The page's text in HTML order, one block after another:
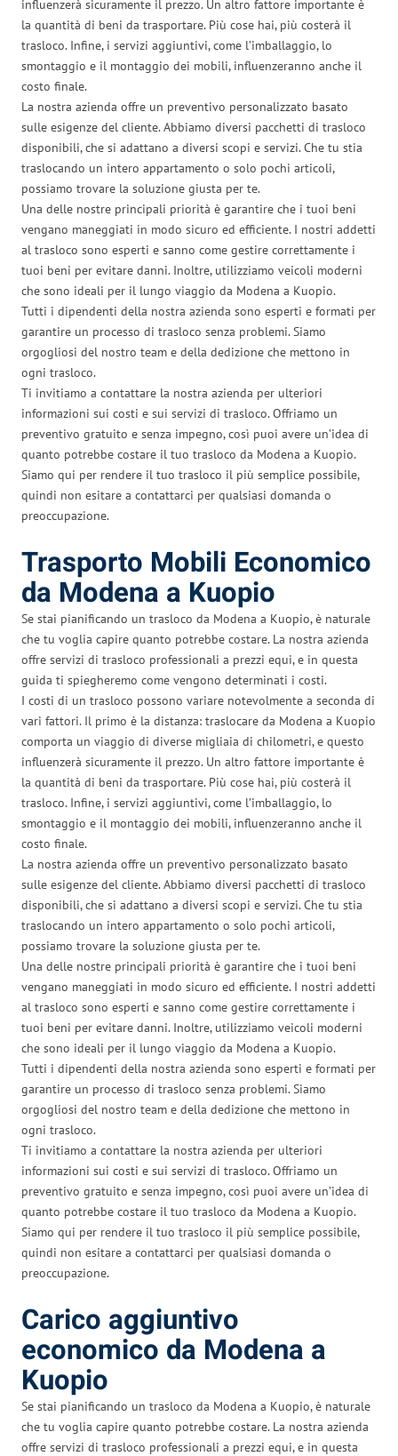
influenzerà sicuramente il prezzo. Un altro fattore importante è
la quantità di beni da trasportare. Più cose hai, più costerà il
trasloco. Infine, i servizi aggiuntivi, come l’imballaggio, lo
smontaggio e il montaggio dei mobili, influenzeranno anche il
costo finale.
La nostra azienda offre un preventivo personalizzato basato
sulle esigenze del cliente. Abbiamo diversi pacchetti di trasloco
disponibili, che si adattano a diversi scopi e servizi. Che tu stia
traslocando un intero appartamento o solo pochi articoli,
possiamo trovare la soluzione giusta per te.
Una delle nostre principali priorità è garantire che i tuoi beni
vengano maneggiati in modo sicuro ed efficiente. I nostri addetti
al trasloco sono esperti e sanno come gestire correttamente i
tuoi beni per evitare danni. Inoltre, utilizziamo veicoli moderni
che sono ideali per il lungo viaggio da Modena a Kuopio.
Tutti i dipendenti della nostra azienda sono esperti e formati per
garantire un processo di trasloco senza problemi. Siamo
orgogliosi del nostro team e della dedizione che mettono in
ogni trasloco.
Ti invitiamo a contattare la nostra azienda per ulteriori
informazioni sui costi e sui servizi di trasloco. Offriamo un
preventivo gratuito e senza impegno, così puoi avere un’idea di
quanto potrebbe costare il tuo trasloco da Modena a Kuopio.
Siamo qui per rendere il tuo trasloco il più semplice possibile,
quindi non esitare a contattarci per qualsiasi domanda o
preoccupazione.
Trasporto Mobili Economico
da Modena a Kuopio
Se stai pianificando un trasloco da Modena a Kuopio, è naturale
che tu voglia capire quanto potrebbe costare. La nostra azienda
offre servizi di trasloco professionali a prezzi equi, e in questa
guida ti spiegheremo come vengono determinati i costi.
I costi di un trasloco possono variare notevolmente a seconda di
vari fattori. Il primo è la distanza: traslocare da Modena a Kuopio
comporta un viaggio di diverse migliaia di chilometri, e questo
influenzerà sicuramente il prezzo. Un altro fattore importante è
la quantità di beni da trasportare. Più cose hai, più costerà il
trasloco. Infine, i servizi aggiuntivi, come l’imballaggio, lo
smontaggio e il montaggio dei mobili, influenzeranno anche il
costo finale.
La nostra azienda offre un preventivo personalizzato basato
sulle esigenze del cliente. Abbiamo diversi pacchetti di trasloco
disponibili, che si adattano a diversi scopi e servizi. Che tu stia
traslocando un intero appartamento o solo pochi articoli,
possiamo trovare la soluzione giusta per te.
Una delle nostre principali priorità è garantire che i tuoi beni
vengano maneggiati in modo sicuro ed efficiente. I nostri addetti
al trasloco sono esperti e sanno come gestire correttamente i
tuoi beni per evitare danni. Inoltre, utilizziamo veicoli moderni
che sono ideali per il lungo viaggio da Modena a Kuopio.
Tutti i dipendenti della nostra azienda sono esperti e formati per
garantire un processo di trasloco senza problemi. Siamo
orgogliosi del nostro team e della dedizione che mettono in
ogni trasloco.
Ti invitiamo a contattare la nostra azienda per ulteriori
informazioni sui costi e sui servizi di trasloco. Offriamo un
preventivo gratuito e senza impegno, così puoi avere un’idea di
quanto potrebbe costare il tuo trasloco da Modena a Kuopio.
Siamo qui per rendere il tuo trasloco il più semplice possibile,
quindi non esitare a contattarci per qualsiasi domanda o
preoccupazione.
Carico aggiuntivo
economico da Modena a
Kuopio
Se stai pianificando un trasloco da Modena a Kuopio, è naturale
che tu voglia capire quanto potrebbe costare. La nostra azienda
offre servizi di trasloco professionali a prezzi equi, e in questa